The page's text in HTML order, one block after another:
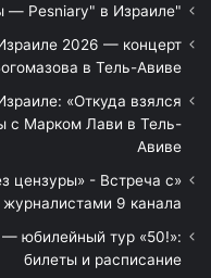
"Песняры — Pesniary" в Израиле
2026 — концерт
в Тель-Авиве
«Откуда взялся
с Марком Лави в Тель-
Авиве
цензуры» - Встреча с
журналистами 9 канала
юбилейный тур «50!»:
билеты и расписание